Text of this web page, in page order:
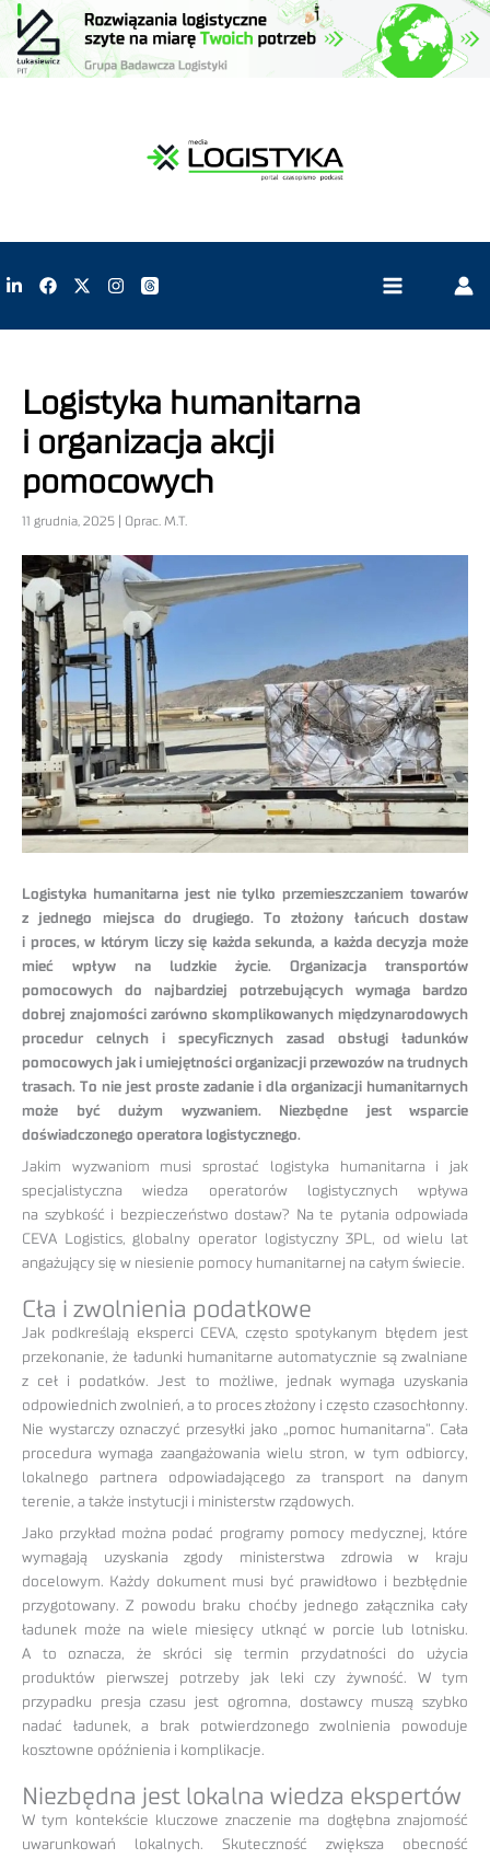
Logistyka humanitarna
i organizacja akcji
pomocowych
11 grudnia, 2025 | Oprac. M.T.
Logistyka humanitarna jest nie tylko przemieszczaniem towarów
z jednego miejsca do drugiego. To złożony łańcuch dostaw
i proces, w którym liczy się każda sekunda, a każda decyzja może
mieć wpływ na ludzkie życie. Organizacja transportów
pomocowych do najbardziej potrzebujących wymaga bardzo
dobrej znajomości zarówno skomplikowanych międzynarodowych
procedur celnych i specyficznych zasad obsługi ładunków
pomocowych jak i umiejętności organizacji przewozów na trudnych
trasach. To nie jest proste zadanie i dla organizacji humanitarnych
może być dużym wyzwaniem. Niezbędne jest wsparcie
doświadczonego operatora logistycznego.
Jakim wyzwaniom musi sprostać logistyka humanitarna i jak
specjalistyczna wiedza operatorów logistycznych wpływa
na szybkość i bezpieczeństwo dostaw? Na te pytania odpowiada
CEVA Logistics, globalny operator logistyczny 3PL, od wielu lat
angażujący się w niesienie pomocy humanitarnej na całym świecie.
Cła i zwolnienia podatkowe
Jak podkreślają eksperci CEVA, często spotykanym błędem jest
przekonanie, że ładunki humanitarne automatycznie są zwalniane
z ceł i podatków. Jest to możliwe, jednak wymaga uzyskania
odpowiednich zwolnień, a to proces złożony i często czasochłonny.
Nie wystarczy oznaczyć przesyłki jako „pomoc humanitarna”. Cała
procedura wymaga zaangażowania wielu stron, w tym odbiorcy,
lokalnego partnera odpowiadającego za transport na danym
terenie, a także instytucji i ministerstw rządowych.
Jako przykład można podać programy pomocy medycznej, które
wymagają uzyskania zgody ministerstwa zdrowia w kraju
docelowym. Każdy dokument musi być prawidłowo i bezbłędnie
przygotowany. Z powodu braku choćby jednego załącznika cały
ładunek może na wiele miesięcy utknąć w porcie lub lotnisku.
A to oznacza, że skróci się termin przydatności do użycia
produktów pierwszej potrzeby jak leki czy żywność. W tym
przypadku presja czasu jest ogromna, dostawcy muszą szybko
nadać ładunek, a brak potwierdzonego zwolnienia powoduje
kosztowne opóźnienia i komplikacje.
Niezbędna jest lokalna wiedza ekspertów
W tym kontekście kluczowe znaczenie ma dogłębna znajomość
uwarunkowań lokalnych. Skuteczność zwiększa obecność